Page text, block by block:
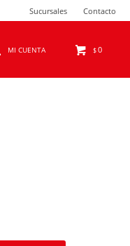
$0
Sucursales Contacto